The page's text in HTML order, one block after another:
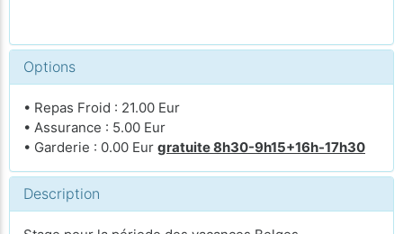
Options
• Repas Froid : 21.00 Eur
• Assurance : 5.00 Eur
• Garderie : 0.00 Eur gratuite 8h30-9h15+16h-17h30
Description